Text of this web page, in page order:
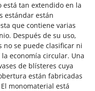
está tan extendido en la
estándar están
que contiene varias
Después de su uso,
no se puede clasificar ni
economía circular. Una
de blísteres cuya
están fabricadas
monomaterial está